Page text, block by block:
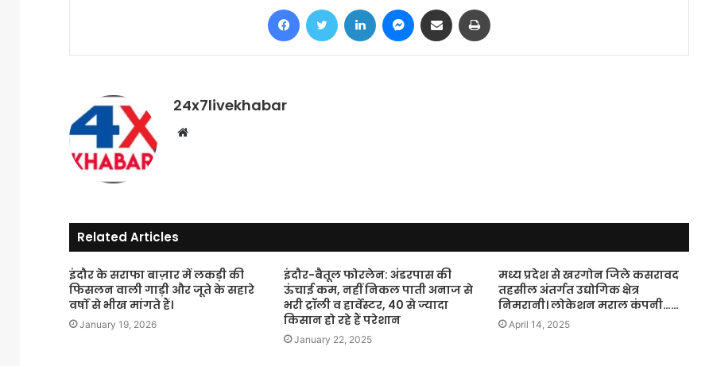
FacebookTwitter LinkedIn Messenger
Share via Email
24x7livekhabar
Website
Related Articles
इंदौर के सराफा बाज़ार में लकड़ी की
फिसलन वाली गाड़ी और जूते के सहारे
वर्षों से भीख मांगते हैं।
January 19, 2026
इंदौर-बैतूल फोरलेन: अंडरपास की
ऊंचाई कम, नहीं निकल पाती अनाज से
भरी ट्रॉली व हार्वेस्टर, 40 से ज्यादा
किसान हो रहे हैं परेशान
January 22, 2025
मध्य प्रदेश से खरगोन जिले कसरावद
तहसील अंतर्गत उद्योगिक क्षेत्र
निमरानी। लोकेशन मराल कंपनी……
April 14, 2025